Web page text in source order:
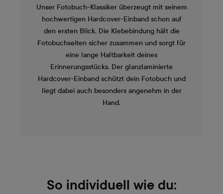
Unser Fotobuch-Klassiker überzeugt mit seinem
hochwertigen Hardcover-Einband schon auf
den ersten Blick. Die Klebebindung hält die
Fotobuchseiten sicher zusammen und sorgt für
eine lange Haltbarkeit deines
Erinnerungsstücks. Der glanzlaminierte
Hardcover-Einband schützt dein Fotobuch und
liegt dabei auch besonders angenehm in der
Hand.
So individuell wie du: